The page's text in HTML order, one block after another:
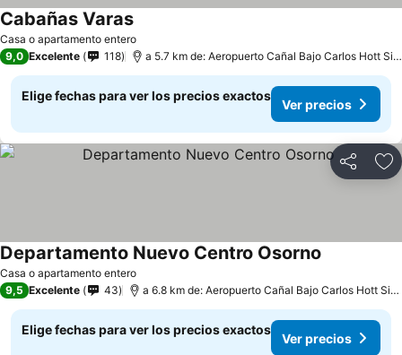
Casa o apartamento entero
Cabañas Varas
9,0 Excelente 118 a 5.7 km de: Aeropuerto Cañal Bajo Carlos Hott Siebert
Elige fechas para ver los precios exactos
Ver precios
Compartir
Casa o apartamento entero
Departamento Nuevo Centro Osorno
9,5 Excelente 43 a 6.8 km de: Aeropuerto Cañal Bajo Carlos Hott Siebert
Elige fechas para ver los precios exactos
Ver precios